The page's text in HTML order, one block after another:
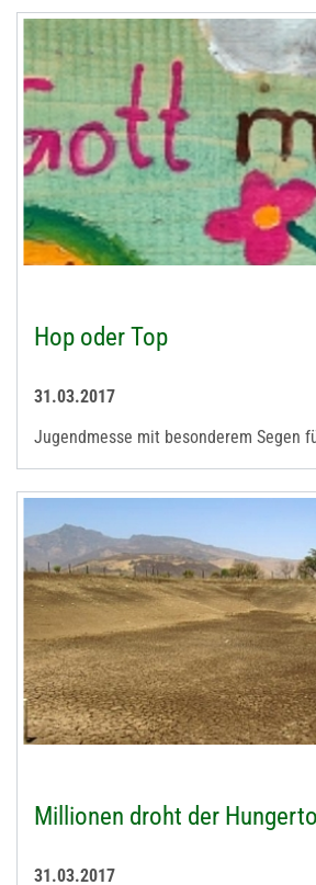
Hop oder Top
31.03.2017
Jugendmesse mit besonderem Segen
Millionen droht der
31.03.2017